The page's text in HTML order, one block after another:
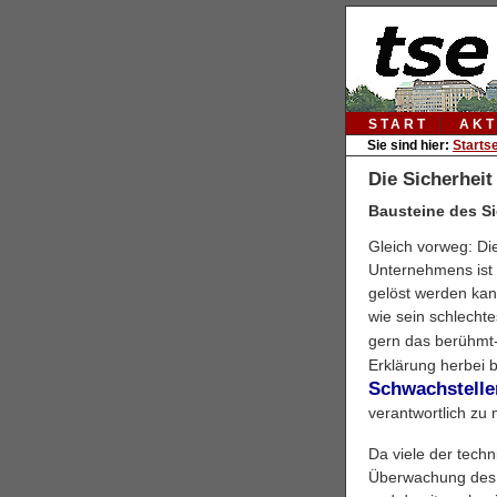
START
Sie sind hier:
Die
Bausteine des
Gleich vorweg:
Unternehmens
gelöst werden
wie sein
gern das
Erklärung herbei
verantwortlich zu
Da viele der
Überwachung